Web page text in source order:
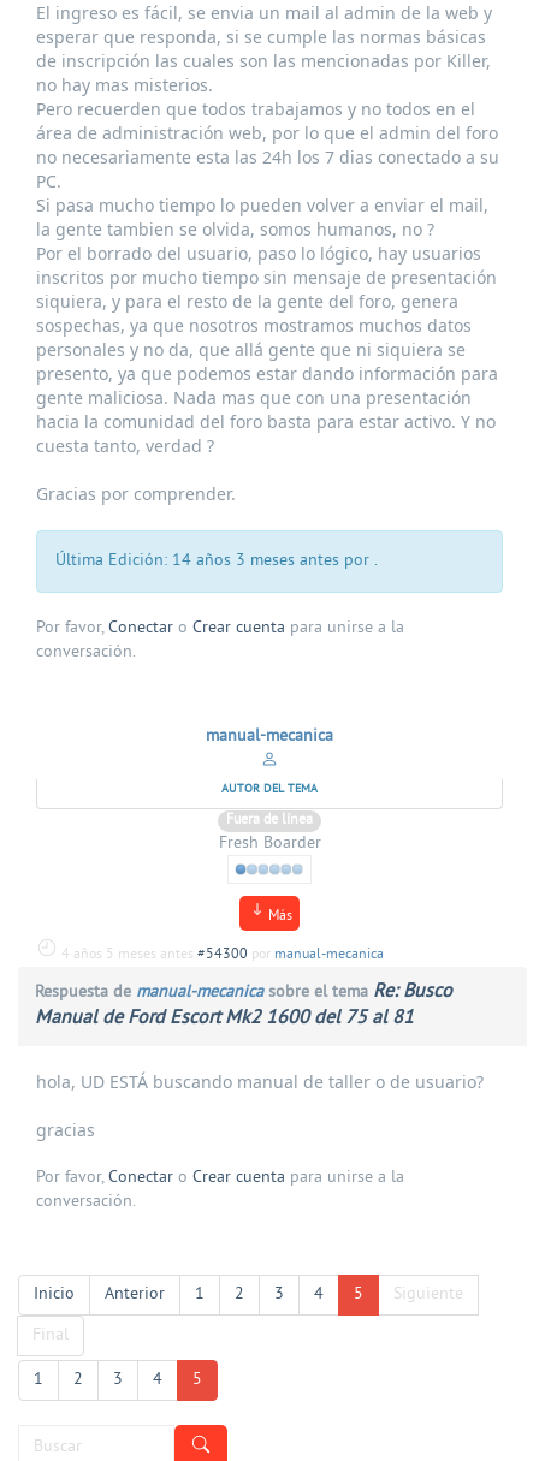
El ingreso es fácil, se envia un mail al admin de la web y
esperar que responda, si se cumple las normas básicas
de inscripción las cuales son las mencionadas por Killer,
no hay mas misterios.
Pero recuerden que todos trabajamos y no todos en el
área de administración web, por lo que el admin del foro
no necesariamente esta las 24h los 7 dias conectado a su
PC.
Si pasa mucho tiempo lo pueden volver a enviar el mail,
la gente tambien se olvida, somos humanos, no ?
Por el borrado del usuario, paso lo lógico, hay usuarios
inscritos por mucho tiempo sin mensaje de presentación
siquiera, y para el resto de la gente del foro, genera
sospechas, ya que nosotros mostramos muchos datos
personales y no da, que allá gente que ni siquiera se
presento, ya que podemos estar dando información para
gente maliciosa. Nada mas que con una presentación
hacia la comunidad del foro basta para estar activo. Y no
cuesta tanto, verdad ?
Gracias por comprender.
Última Edición: 14 años 3 meses antes por .
Por favor,Conectar o Crear cuenta para unirse a la
conversación.
manual-mecanica
AUTOR DEL TEMA
Fuera de línea
Fresh Boarder
Más
4 años 5 meses antes #54300 por manual-mecanica
Respuesta de manual-mecanicasobre el tema Re: Busco
Manual de Ford Escort Mk2 1600 del 75 al 81
hola, UD ESTÁ buscando manual de taller o de usuario?
gracias
Por favor,Conectar o Crear cuenta para unirse a la
conversación.
Inicio Anterior 1 2 3 4 5
Siguiente
Final
1 2 3 4 5